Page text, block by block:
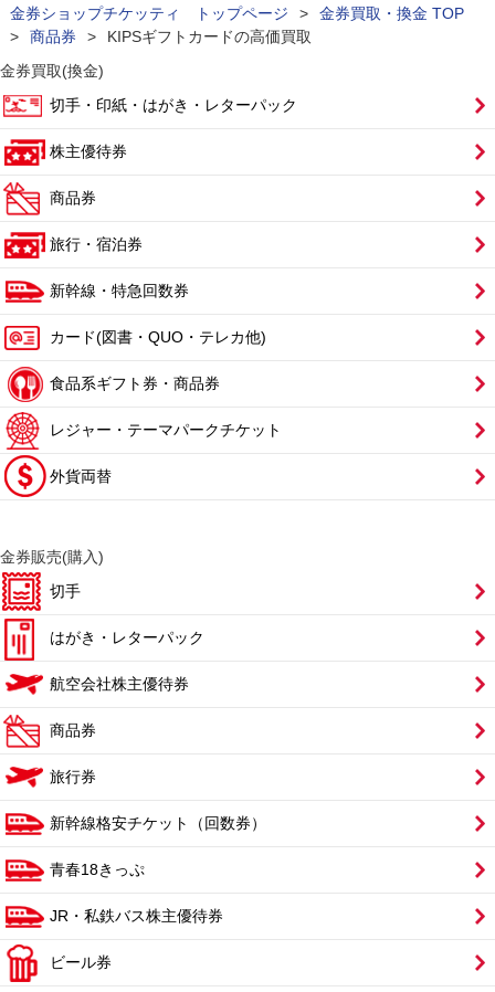
金券ショップチケッティ トップページ >
金券買取・換金 TOP
>
商品券 >
KIPSギフトカードの高価買取
金券買取(換金)
切手・印紙・はがき・レターパック
株主優待券
商品券
旅行・宿泊券
新幹線・特急回数券
カード(図書・QUO・テレカ他)
食品系ギフト券・商品券
レジャー・テーマパークチケット
外貨両替
金券販売(購入)
切手
はがき・レターパック
航空会社株主優待券
商品券
旅行券
新幹線格安チケット（回数券）
青春18きっぷ
JR・私鉄バス株主優待券
ビール券